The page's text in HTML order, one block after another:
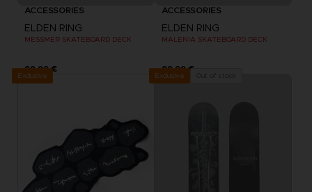
ACCESSORIES
ELDEN RING
MESSMER SKATEBOARD DECK
99,99 €
ACCESSORIES
ELDEN RING
MALENIA SKATEBOARD DECK
99,99 €
Exclusive Exclusive